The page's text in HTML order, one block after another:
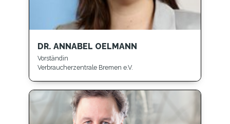
DR. ANNABEL OELMANN
Vorständin
Verbraucherzentrale Bremen e.V.